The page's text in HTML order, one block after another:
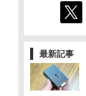
最新記事